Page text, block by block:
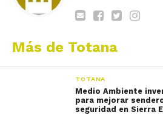
Más de Totana
TOTANA
Medio Ambiente
para mejorar
seguridad en Sierra